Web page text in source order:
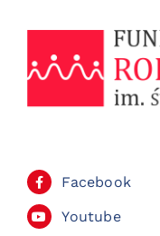
Facebook
Youtube